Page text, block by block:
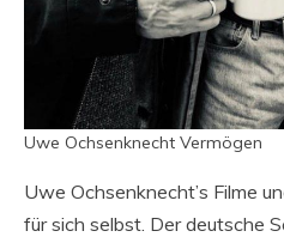
Uwe Ochsenknecht Vermögen
Uwe Ochsenknecht’s Filme
für sich selbst. Der deutsche